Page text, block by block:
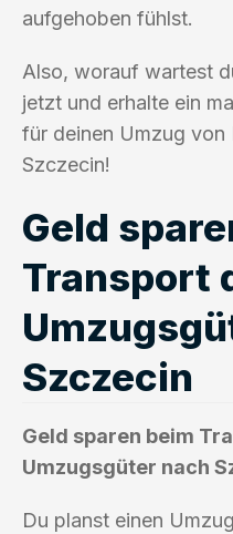
aufgehoben fühlst.
Also, worauf wartest
jetzt und erhalte ein
für deinen Umzug von
Szczecin!
Geld
Transport
Szczecin
Geld sparen beim
Umzugsgüter nach
Du planst einen